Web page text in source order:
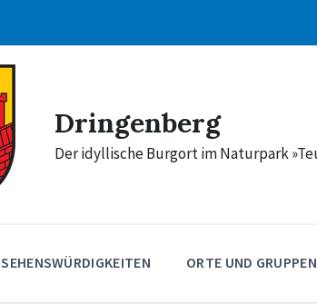
Dringenberg
Der idyllische Burgort im Naturpark
SEHENSWÜRDIGKEITEN ORTE UND GRUPPEN